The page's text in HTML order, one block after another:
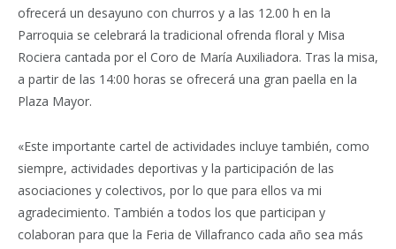
ofrecerá un desayuno con churros y a las 12.00 h en la
Parroquia se celebrará la tradicional ofrenda floral y Misa
Rociera cantada por el Coro de María Auxiliadora. Tras la misa,
a partir de las 14:00 horas se ofrecerá una gran paella en la
Plaza Mayor.
«Este importante cartel de actividades incluye también, como
siempre, actividades deportivas y la participación de las
asociaciones y colectivos, por lo que para ellos va mi
agradecimiento. También a todos los que participan y
colaboran para que la Feria de Villafranco cada año sea más